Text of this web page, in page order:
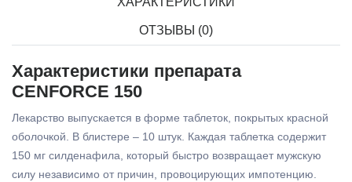
ОТЗЫВЫ (0)
Характеристики препарата
CENFORCE 150
Лекарство выпускается в форме таблеток, покрытых красной
оболочкой. В блистере – 10 штук. Каждая таблетка содержит
150 мг силденафила, который быстро возвращает мужскую
силу независимо от причин, провоцирующих импотенцию.